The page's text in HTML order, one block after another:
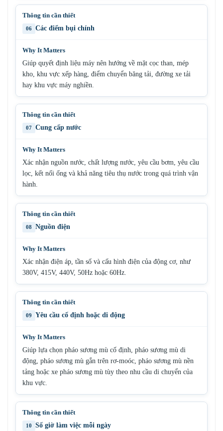
06 Các điểm bụi chính
Giúp quyết định liệu máy nên hướng về mặt cọc than, mép
kho, khu vực xếp hàng, điểm chuyển băng tải, đường xe tải
hay khu vực máy nghiền.
07 Cung cấp nước
Xác nhận nguồn nước, chất lượng nước, yêu cầu bơm, yêu cầu
lọc, kết nối ống và khả năng tiêu thụ nước trong quá trình vận
hành.
08 Nguồn điện
Xác nhận điện áp, tần số và cấu hình điện của động cơ, như
380V, 415V, 440V, 50Hz hoặc 60Hz.
09 Yêu cầu cố định hoặc di động
Giúp lựa chọn pháo sương mù cố định, pháo sương mù di
động, pháo sương mù gắn trên rơ-moóc, pháo sương mù nền
tảng hoặc xe pháo sương mù tùy theo nhu cầu di chuyển của
khu vực.
10 Số giờ làm việc mỗi ngày